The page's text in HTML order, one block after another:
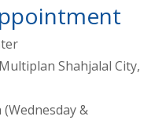
Shahjalal City,
&